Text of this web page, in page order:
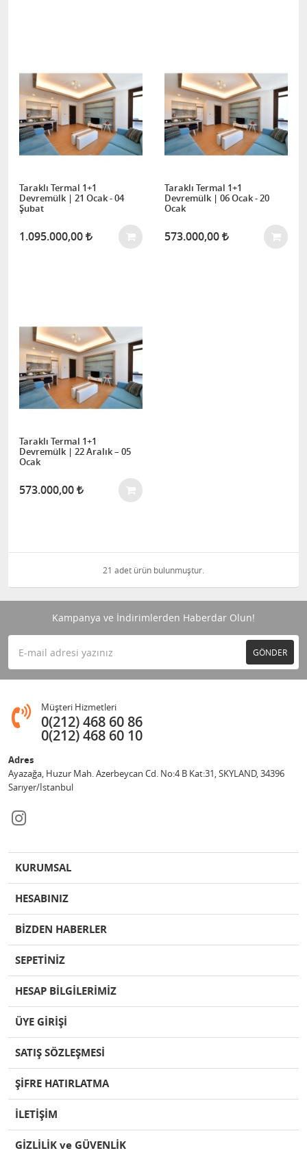
Taraklı Termal 1+1
Devremülk | 21 Ocak - 04
Şubat
1.095.000,00
Taraklı Termal 1+1
Devremülk | 06 Ocak - 20
Ocak
573.000,00
Taraklı Termal 1+1
Devremülk | 22 Aralık – 05
Ocak
573.000,00
21 adet ürün bulunmuştur.
Kampanya ve İndirimlerden Haberdar Olun!
GÖNDER
Müşteri Hizmetleri
0(212) 468 60 86
0(212) 468 60 10
Adres
Ayazağa, Huzur Mah. Azerbeycan Cd. No:4 B Kat:31, SKYLAND, 34396
Sarıyer/İstanbul
KURUMSAL
HESABINIZ
BİZDEN HABERLER
SEPETİNİZ
HESAP BİLGİLERİMİZ
ÜYE GİRİŞİ
SATIŞ SÖZLEŞMESİ
ŞİFRE HATIRLATMA
İLETİŞİM
GİZLİLİK ve GÜVENLİK